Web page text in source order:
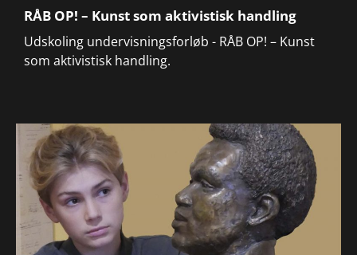
RÅB OP! – Kunst som aktivistisk handling
Udskoling undervisningsforløb - RÅB OP! – Kunst
som aktivistisk handling.